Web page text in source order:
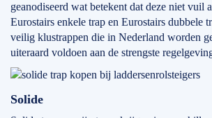
geanodiseerd wat betekent dat deze niet vuil
Eurostairs enkele trap en Eurostairs dubbele
veilig klustrappen die in Nederland worden
uiteraard voldoen aan de strengste
Solide